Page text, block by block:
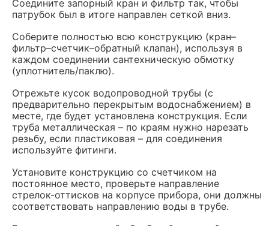
Соедините запорный кран и фильтр так, чтобы
патрубок был в итоге направлен сеткой вниз.
Соберите полностью всю конструкцию (кран–
фильтр–счетчик–обратный клапан), используя в
каждом соединении сантехническую обмотку
(уплотнитель/паклю).
Отрежьте кусок водопроводной трубы (с
предварительно перекрытым водоснабжением) в
месте, где будет установлена конструкция. Если
труба металлическая – по краям нужно нарезать
резьбу, если пластиковая – для соединения
используйте фитинги.
Установите конструкцию со счетчиком на
постоянное место, проверьте направление
стрелок-оттисков на корпусе прибора, они должны
соответствовать направлению воды в трубе.